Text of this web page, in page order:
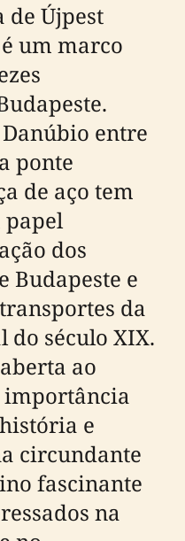
de Újpest
um marco
entre
ponte
de aço tem
papel
dos
Budapeste e
da
do século XIX.
ao
importância
e
circundante
fascinante
na